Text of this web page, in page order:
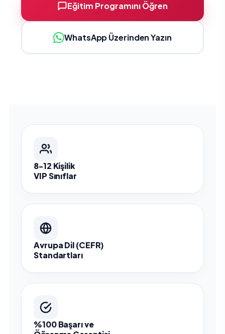
Eğitim Programını Öğren
WhatsApp Üzerinden Yazın
8-12 Kişilik
VIP Sınıflar
Avrupa Dil (CEFR)
Standartları
%100 Başarı ve